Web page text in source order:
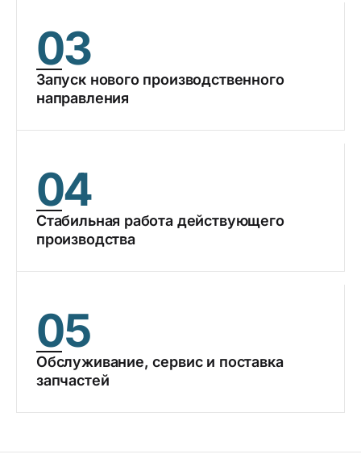
03
Запуск нового производственного
направления
04
Стабильная работа действующего
производства
05
Обслуживание, сервис и поставка
запчастей